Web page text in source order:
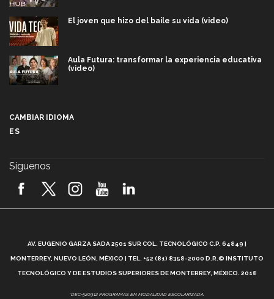
El joven que hizo del baile su vida (video)
Aula Futura: transformar la experiencia educativa
(video)
2026! (video)
¿Cómo es el Modelo Educativo Tec? (video)
Vida Tec: Feminismo e Inteligencia Artificial, Paola
CAMBIAR IDIOMA
ES
Síguenos
AV. EUGENIO GARZA SADA 2501 SUR COL. TECNOLÓGICO C.P. 64849 |
MONTERREY, NUEVO LEÓN, MÉXICO | TEL. +52 (81) 8358-2000 D.R.© INSTITUTO
TECNOLÓGICO Y DE ESTUDIOS SUPERIORES DE MONTERREY, MÉXICO. 2018
*DEC-520912 PROGRAMAS EN MODALIDAD ESCOLARIZADA.